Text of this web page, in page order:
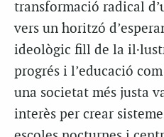
transformació radical
vers un horitzó
ideològic fill de la
progrés i l’educació
una societat més justa
interès per crear